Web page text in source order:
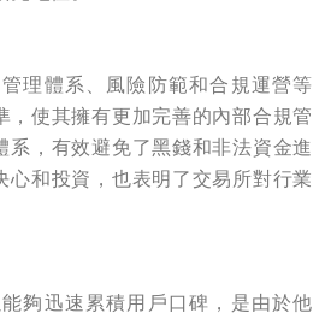
理體系、風險防範和合規運營等
，使其擁有更加完善的內部合規管
系，有效避免了黑錢和非法資金進
心和投資，也表明了交易所對行業
夠迅速累積用戶口碑，是由於他